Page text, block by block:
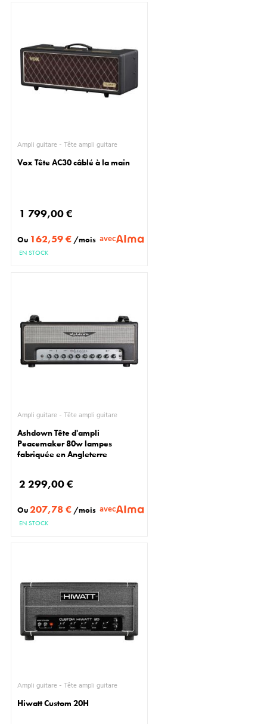
Ampli guitare - Tête ampli guitare
Vox Tête AC30 câblé à la main
1 799,00 €
Ou 162,59 € /mois avec
EN STOCK
Ampli guitare - Tête ampli guitare
Ashdown Tête d'ampli
Peacemaker 80w lampes
fabriquée en Angleterre
2 299,00 €
Ou207,78 € /mois avec
EN STOCK
Ampli guitare - Tête ampli guitare
Hiwatt Custom 20H